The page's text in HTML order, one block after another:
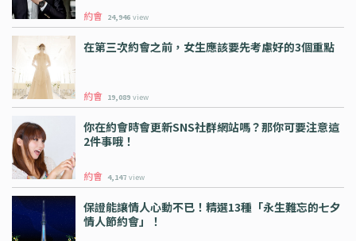
約會 24,946 view
在第三次約會之前，女生應該要先考慮好的3個重點
約會 19,089 view
你在約會時會更新SNS社群網站嗎？那你可要注意這
2件事哦！
約會 4,147 view
保證能讓情人心動不已！精選13種「永生難忘的七夕
情人節約會」！